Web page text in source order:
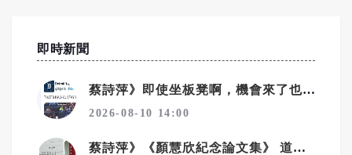
即時新聞
蔡詩萍》即使坐板凳啊，機會來了也要證明自己
2026-08-10 14:00
蔡詩萍》《顏慧欣紀念論文集》 道盡了不捨、遺憾、沉痛